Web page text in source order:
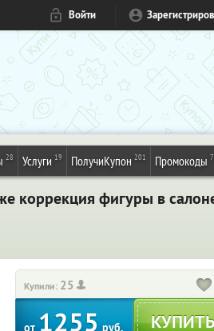
Войти
28 Услуги 19 ПолучиКупон 201 Промокоды
коррекция фигуры в
Купили: 25
от 1255 руб.